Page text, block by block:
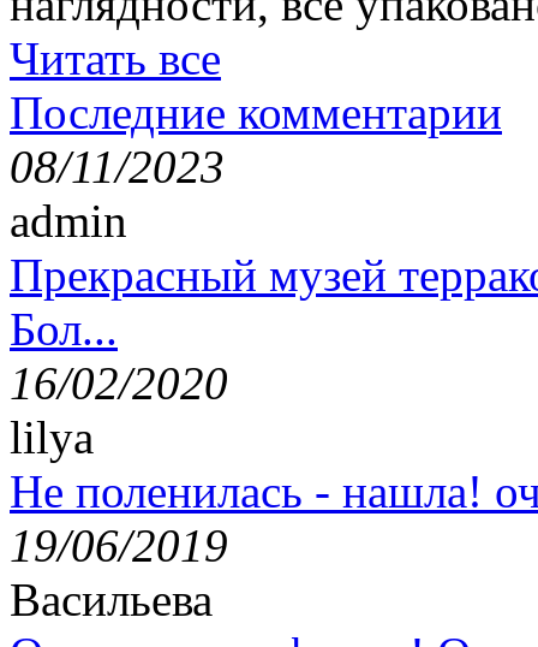
Читать все
Последние комментарии
08/11/2023
admin
Прекрасный музей
Бол...
16/02/2020
lilya
Не поленилась - нашла!
19/06/2019
Васильева